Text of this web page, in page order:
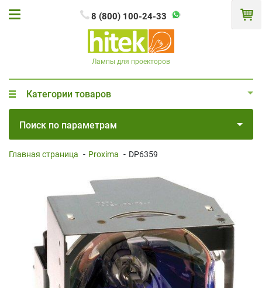
8 (800) 100-24-33
Лампы для проекторов
Категории товаров
Поиск по параметрам
Главная страница - Proxima - DP6359